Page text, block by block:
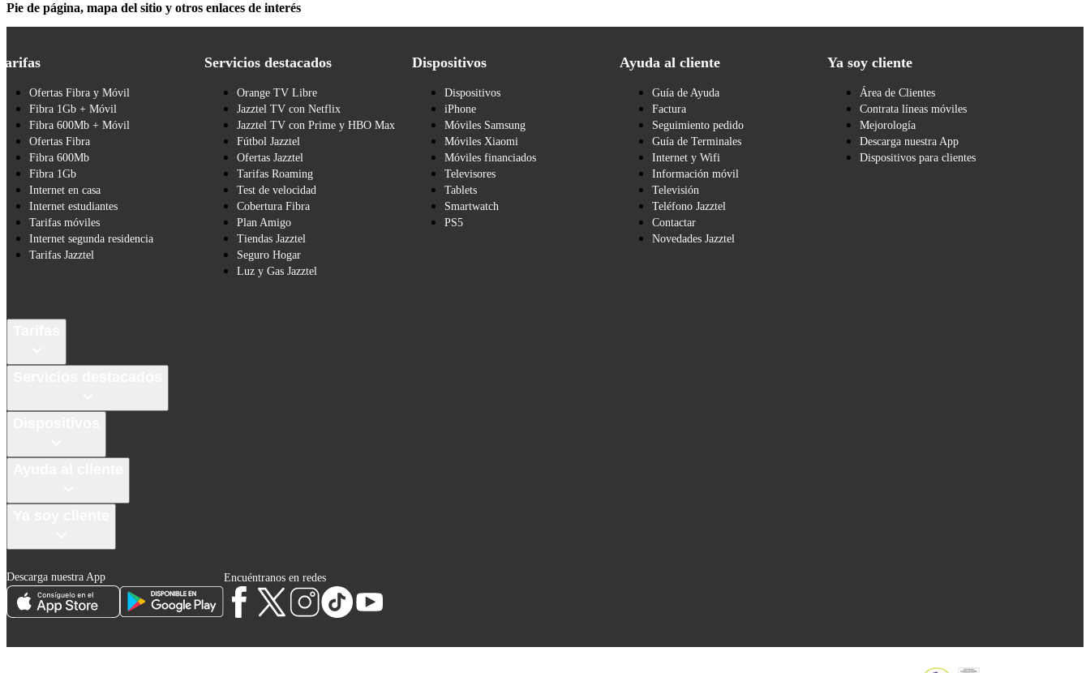
Pie de página, mapa del sitio y otros enlaces de interés
Ofertas Fibra y Móvil
Fibra 1Gb + Móvil
Fibra 600Mb + Móvil
Ofertas Fibra
Fibra 600Mb
Fibra 1Gb
Internet en casa
Internet estudiantes
Tarifas móviles
Internet segunda residencia
Tarifas Jazztel
Servicios destacados
Orange TV Libre
Jazztel TV con Netflix
Jazztel TV con Prime y HBO Max
Fútbol Jazztel
Ofertas Jazztel
Tarifas Roaming
Test de velocidad
Cobertura Fibra
Plan Amigo
Tiendas Jazztel
Seguro Hogar
Luz y Gas Jazztel
Dispositivos
Dispositivos
iPhone
Móviles Samsung
Móviles Xiaomi
Móviles financiados
Televisores
Tablets
Smartwatch
PS5
Ayuda al cliente
Guía de Ayuda
Factura
Seguimiento pedido
Guía de Terminales
Internet y Wifi
Información móvil
Televisión
Teléfono Jazztel
Contactar
Novedades Jazztel
Ya soy cliente
Área de Clientes
Contrata líneas móviles
Mejorología
Descarga nuestra App
Dispositivos para clientes
Descarga nuestra App Encuéntranos en redes